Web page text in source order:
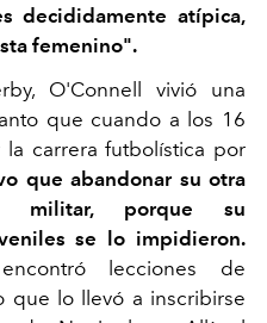
decididamente atípica,
femenino".
O'Connell vivió una
que cuando a los 16
carrera futbolística por
que abandonar su otra
militar, porque su
se lo impidieron.
lecciones de
que lo llevó a inscribirse